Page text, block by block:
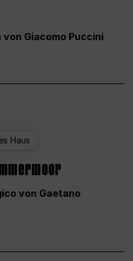
von Giacomo Puccini
Haus
von Gaetano